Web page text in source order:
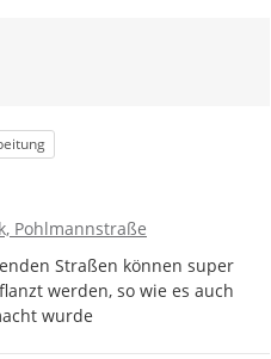
Pohlmannstraße
Straßen können super
werden, so wie es auch
wurde